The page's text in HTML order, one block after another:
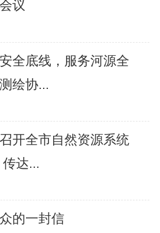
议
全底线，服务河源全
绘协...
开全市自然资源系统
达...
的一封信